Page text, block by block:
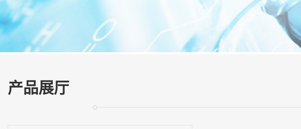
证
书
荣
誉
方
式
产品展厅